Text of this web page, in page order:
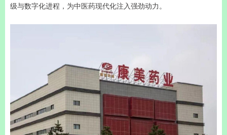
级与数字化进程，为中医药现代化注入强劲动力。